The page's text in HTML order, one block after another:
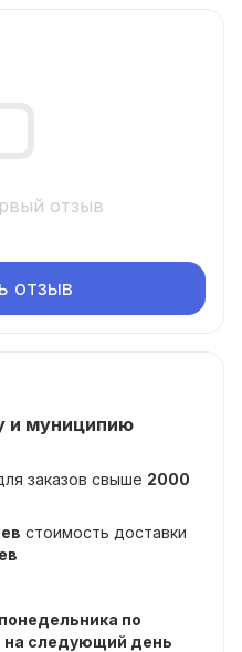
отзыв
отзыв
и муниципию
заказов свыше 2000
стоимость доставки
понедельника по
на следующий день